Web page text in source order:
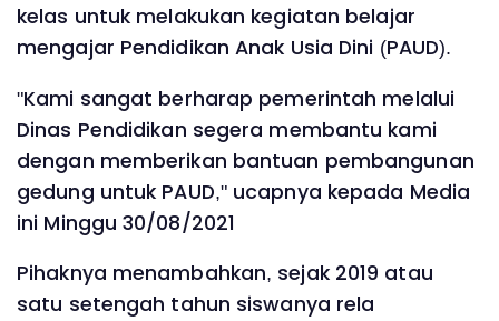
kelas untuk melakukan kegiatan belajar
mengajar Pendidikan Anak Usia Dini (PAUD).
"Kami sangat berharap pemerintah melalui
Dinas Pendidikan segera membantu kami
dengan memberikan bantuan pembangunan
gedung untuk PAUD," ucapnya kepada Media
ini Minggu 30/08/2021
Pihaknya menambahkan, sejak 2019 atau
satu setengah tahun siswanya rela